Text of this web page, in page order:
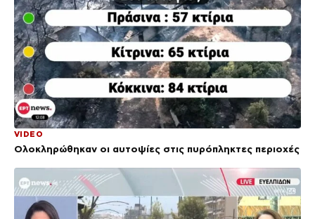
VIDEO
Ολοκληρώθηκαν οι αυτοψίες στις πυρόπληκτες περιοχές